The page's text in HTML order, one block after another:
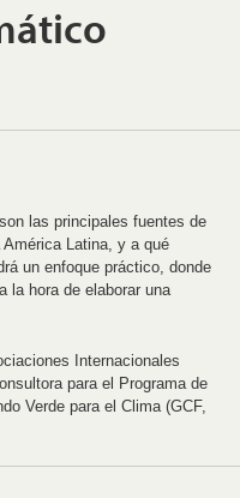
las principales fuentes de
Latina, y a qué
un enfoque práctico, donde
la hora de elaborar una
Internacionales
para el Programa de
Verde para el Clima (GCF,